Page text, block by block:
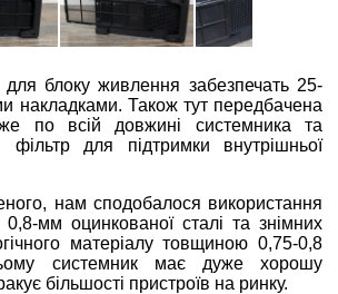
для блоку живлення забезпечать 25-
накладками. Також тут передбачена
по всій довжині системника та
фільтр для підтримки внутрішньої
нам сподобалося використання
0,8-мм оцинкованої сталі та знімних
матеріалу товщиною 0,75-0,8
системник має дуже хорошу
більшості пристроїв на ринку.